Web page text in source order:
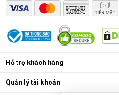
Điều hòa di
Các chức năng chính của máy
hút ẩm và lọc khí. Bên cạnh đó,
trang bị thêm khá nhiều tính
giờ, khóa trẻ em, remote, kết nối
Hỗ trợ khách hàng
Quản lý tài khoản